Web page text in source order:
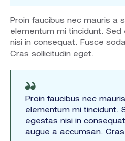
Proin faucibus nec mauris a
elementum mi tincidunt.
nisi in consequat. Fusce
Cras sollicitudin eget.
Proin faucibus nec
elementum mi tincidunt.
egestas nisi in
augue a accumsan.